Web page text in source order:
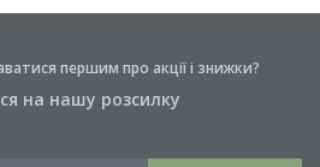
першим про акції і знижки?
на нашу розсилку